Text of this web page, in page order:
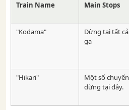
Train Name Main Stops
"Kodama"
Dừng tại tất
ga
"Hikari"
Một số
dừng tại đây.